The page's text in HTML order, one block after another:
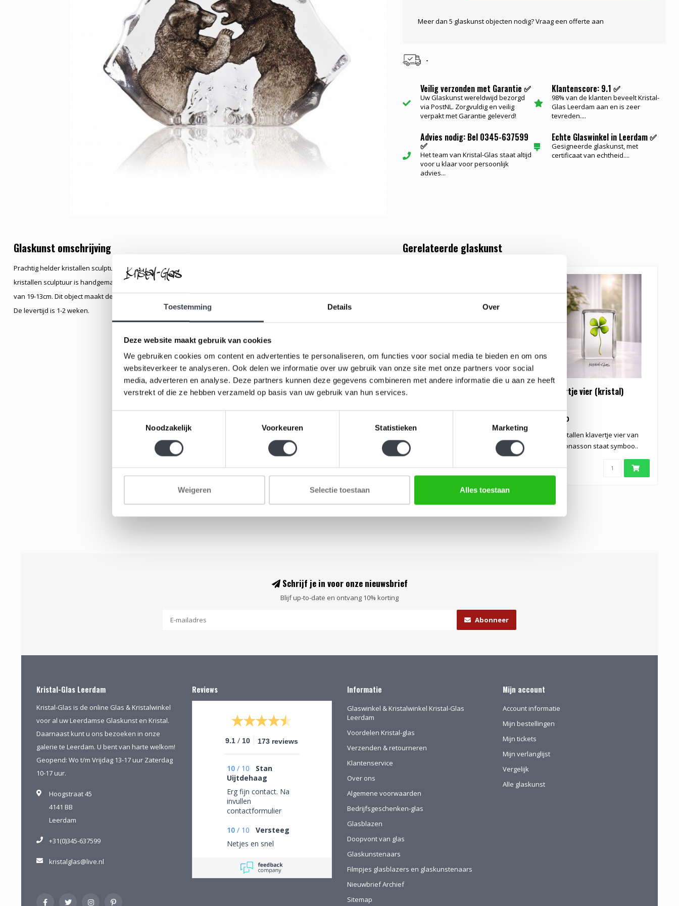
Toestemming Details Over
Deze website maakt gebruik van cookies
We gebruiken cookies om content en advertenties te personaliseren, om functies voor social media te bieden en om ons
websiteverkeer te analyseren. Ook delen we informatie over uw gebruik van onze site met onze partners voor social
media, adverteren en analyse. Deze partners kunnen deze gegevens combineren met andere informatie die u aan ze heeft
verstrekt of die ze hebben verzameld op basis van uw gebruik van hun services.
Noodzakelijk
Voorkeuren Statistieken Marketing
Weigeren Selectie toestaan Alles toestaan
Meer dan 5 glaskunst objecten nodig? Vraag een offerte aan
-
Veilig verzonden met Garantie ✅
Uw Glaskunst wereldwijd bezorgd
via PostNL. Zorgvuldig en veilig
verpakt met Garantie geleverd!
Klantenscore: 9.1 ✅
98% van de klanten beveelt Kristal-
Glas Leerdam aan en is zeer
tevreden....
Advies nodig: Bel 0345-637599
✅
Het team van Kristal-Glas staat altijd
voor u klaar voor persoonlijk
advies...
Echte Glaswinkel in Leerdam ✅
Gesigneerde glaskunst, met
certificaat van echtheid....
Glaskunst omschrijving
Prachtig helder kristallen sculptuur naar ontwerp van de beroemde Zweedse glaskunstenaar Mats Jonasson. De
kristallen sculptuur is handgemaakt waarin prachtig gedetailleerde beren zichtbaar zijn. De sculptuur heeft een afmeting
van 19-13cm. Dit object maakt deel uit van onze online collectie en wordt rechtstreeks vanuit ons magazijn u toegezonden.
De levertijd is 1-2 weken.
Gerelateerde glaskunst
ontwerp van Mats Jonasson..
Klavertje vier (kristal)
€99,00
Dit kristallen klavertje vier van
Mats Jonasson staat symboo..
Schrijf je in voor onze nieuwsbrief
Blijf up-to-date en ontvang 10% korting
Abonneer
Kristal-Glas Leerdam
Kristal-Glas is de online Glas & Kristalwinkel
voor al uw Leerdamse Glaskunst en Kristal.
Daarnaast kunt u ons bezoeken in onze
galerie te Leerdam. U bent van harte welkom!
Geopend: Wo t/m Vrijdag 13-17 uur Zaterdag
10-17 uur.
Hoogstraat 45
4141 BB
Leerdam
+31(0)345-637599
kristalglas@live.nl
Reviews
9.1 / 10 173 reviews
10 / 10
Stan
Uijtdehaag
Erg fijn contact. Na
invullen
contactformulier
persoonlijke wensen
besproken. Afspraak
gemaakt om in de
bekijken en de
mogelijkheden
10 / 10
Versteeg
Netjes en snel
Informatie
Glaswinkel & Kristalwinkel Kristal-Glas
Leerdam
Voordelen Kristal-glas
Verzenden & retourneren
Klantenservice
Over ons
Algemene voorwaarden
Bedrijfsgeschenken-glas
Glasblazen
Doopvont van glas
Glaskunstenaars
Filmpjes glasblazers en glaskunstenaars
Nieuwbrief Archief
Sitemap
Mijn account
Account informatie
Mijn bestellingen
Mijn tickets
Mijn verlanglijst
Vergelijk
Alle glaskunst